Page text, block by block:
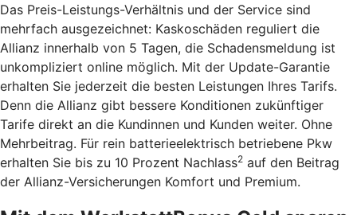
Das Preis-Leistungs-Verhältnis und der Service sind
mehrfach ausgezeichnet: Kaskoschäden reguliert die
Allianz innerhalb von 5 Tagen, die Schadensmeldung ist
unkompliziert online möglich. Mit der Update-Garantie
erhalten Sie jederzeit die besten Leistungen Ihres Tarifs.
Denn die Allianz gibt bessere Konditionen zukünftiger
Tarife direkt an die Kundinnen und Kunden weiter. Ohne
Mehrbeitrag. Für rein batterieelektrisch betriebene Pkw
erhalten Sie bis zu 10 Prozent Nachlass2 auf den Beitrag
der Allianz-Versicherungen Komfort und Premium.